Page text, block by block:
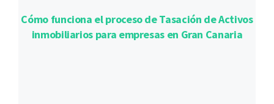
Cómo funciona el proceso de Tasación de Activos
inmobiliarios para empresas en Gran Canaria